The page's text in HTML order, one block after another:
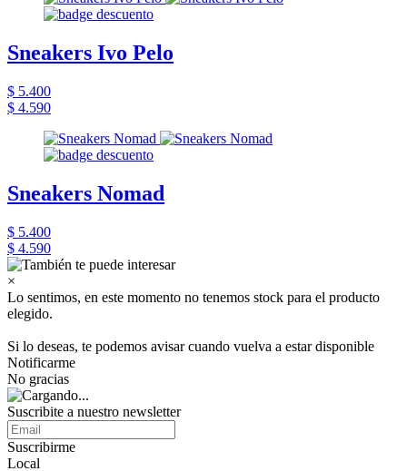
Sneakers Ivo Pelo
$ 5.400
$ 4.590
Sneakers Nomad
$ 5.400
$ 4.590
×
Lo sentimos, en este momento no tenemos stock para el producto
elegido.
Si lo deseas, te podemos avisar cuando vuelva a estar disponible
Notificarme
No gracias
Suscribite a nuestro newsletter
Suscribirme
Local